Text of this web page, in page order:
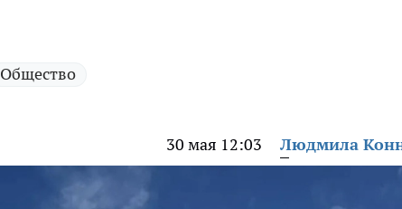
Общество
30 мая 12:03 Людмила